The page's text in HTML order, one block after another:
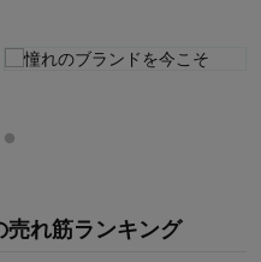
売れ筋ランキング